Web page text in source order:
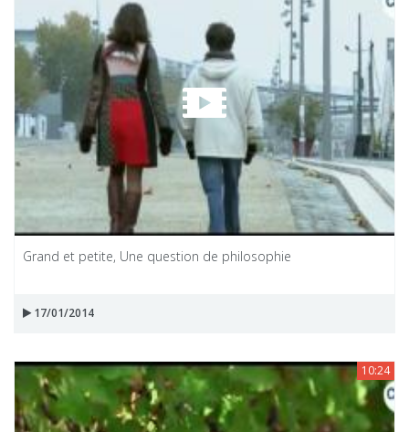
Grand et petite, Une question de philosophie
17/01/2014
10:24